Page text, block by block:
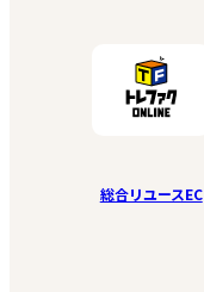
総合リユースEC